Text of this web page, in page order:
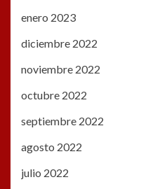
enero 2023
diciembre 2022
noviembre 2022
octubre 2022
septiembre 2022
agosto 2022
julio 2022